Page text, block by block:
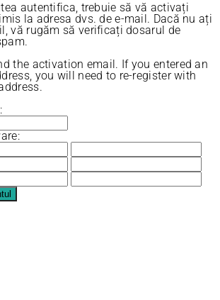
autentifica, trebuie să vă activați
la adresa dvs. de e-mail. Dacă nu ați
vă rugăm să verificați dosarul de
the activation email. If you entered an
you will need to re-register with